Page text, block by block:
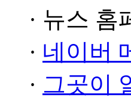
· 뉴스 홈
· 네이버
· 그곳이